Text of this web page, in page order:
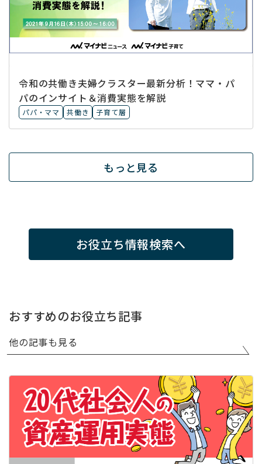
令和の共働き夫婦クラスター最新分析！ママ・パ
パのインサイト＆消費実態を解説
パパ・ママ 共働き 子育て層
もっと見る
お役立ち情報検索へ
おすすめのお役立ち記事
他の記事も見る